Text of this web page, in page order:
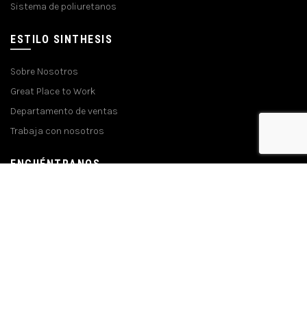
Sistema de poliuretanos
ESTILO SINTHESIS
Sobre Nosotros
Great Place to Work
Departamento de ventas
Trabaja con nosotros
ENCUÉNTRANOS